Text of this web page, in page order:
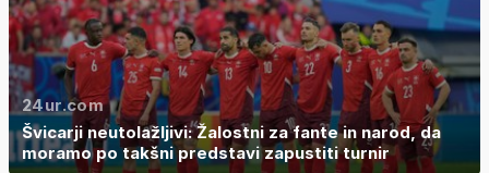
24ur.com
Švicarji neutolažljivi: Žalostni za fante in narod, da
moramo po takšni predstavi zapustiti turnir